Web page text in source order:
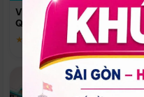
Vinpearl Resort & Spa Phu
Quoc
★ 5.0